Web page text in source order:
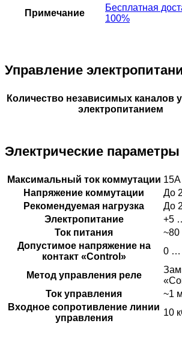
Примечание
Бесплатная
100%
Управление
Количество независимых каналов
электропитанием
Электрические параметры
Максимальный ток коммутации 15А
Напряжение коммутации
До
Рекомендуемая нагрузка
До
Электропитание
+5
Ток питания
Допустимое напряжение на
контакт «Control»
0 …
Метод управления реле
Ток управления
~1
Входное сопротивление линии
управления
10